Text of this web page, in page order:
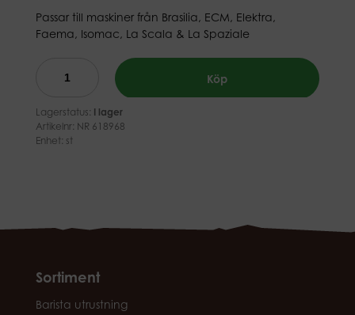
Passar till maskiner från Brasilia, ECM, Elektra,
Faema, Isomac, La Scala & La Spaziale
Köp
Lagerstatus: I lager
Artikelnr: NR 618968
Enhet: st
Sortiment
Barista utrustning